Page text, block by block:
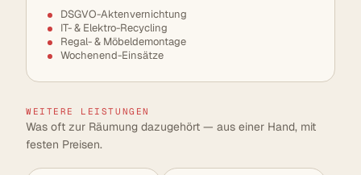
DSGVO-Aktenvernichtung
IT- & Elektro-Recycling
Regal- & Möbeldemontage
Wochenend-Einsätze
WEITERE LEISTUNGEN
Was oft zur Räumung dazugehört — aus einer Hand, mit
festen Preisen.